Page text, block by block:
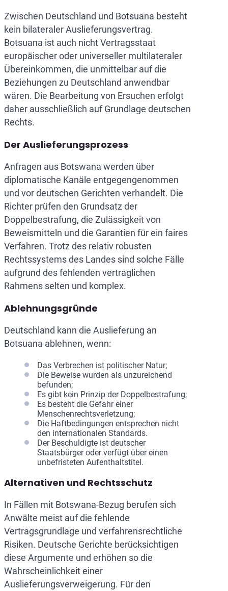
Zwischen Deutschland und Botsuana besteht
kein bilateraler Auslieferungsvertrag.
Botsuana ist auch nicht Vertragsstaat
europäischer oder universeller multilateraler
Übereinkommen, die unmittelbar auf die
Beziehungen zu Deutschland anwendbar
wären. Die Bearbeitung von Ersuchen erfolgt
daher ausschließlich auf Grundlage deutschen
Rechts.
Der Auslieferungsprozess
Anfragen aus Botswana werden über
diplomatische Kanäle entgegengenommen
und vor deutschen Gerichten verhandelt. Die
Richter prüfen den Grundsatz der
Doppelbestrafung, die Zulässigkeit von
Beweismitteln und die Garantien für ein faires
Verfahren. Trotz des relativ robusten
Rechtssystems des Landes sind solche Fälle
aufgrund des fehlenden vertraglichen
Rahmens selten und komplex.
Ablehnungsgründe
Deutschland kann die Auslieferung an
Botsuana ablehnen, wenn:
Das Verbrechen ist politischer Natur;
Die Beweise wurden als unzureichend
befunden;
Es gibt kein Prinzip der Doppelbestrafung;
Es besteht die Gefahr einer
Menschenrechtsverletzung;
Die Haftbedingungen entsprechen nicht
den internationalen Standards.
Der Beschuldigte ist deutscher
Staatsbürger oder verfügt über einen
unbefristeten Aufenthaltstitel.
Alternativen und Rechtsschutz
In Fällen mit Botswana-Bezug berufen sich
Anwälte meist auf die fehlende
Vertragsgrundlage und verfahrensrechtliche
Risiken. Deutsche Gerichte berücksichtigen
diese Argumente und erhöhen so die
Wahrscheinlichkeit einer
Auslieferungsverweigerung. Für den